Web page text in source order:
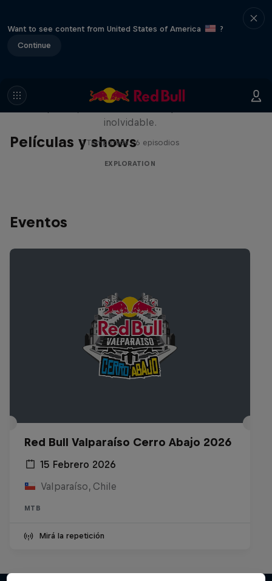
Want to see content from United States of America
?
Continue
Películas y shows
Rob Warner’s Wild Rides
inolvidable.
1 Temporada · 6 episodios
EXPLORATION
Eventos
Red Bull Valparaíso Cerro Abajo 2026
15 Febrero 2026
Valparaíso, Chile
MTB
Mirá la repetición